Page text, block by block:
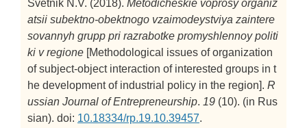
Svetnik N.V. (2018). Metodicheskie voprosy organiz
atsii subektno-obektnogo vzaimodeystviya zaintere
sovannyh grupp pri razrabotke promyshlennoy politi
ki v regione [Methodological issues of organization
of subject-object interaction of interested groups in t
he development of industrial policy in the region]. R
ussian Journal of Entrepreneurship. 19 (10). (in Rus
sian). doi: 10.18334/rp.19.10.39457.